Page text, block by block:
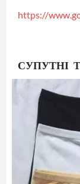
https://
СУПУТНІ